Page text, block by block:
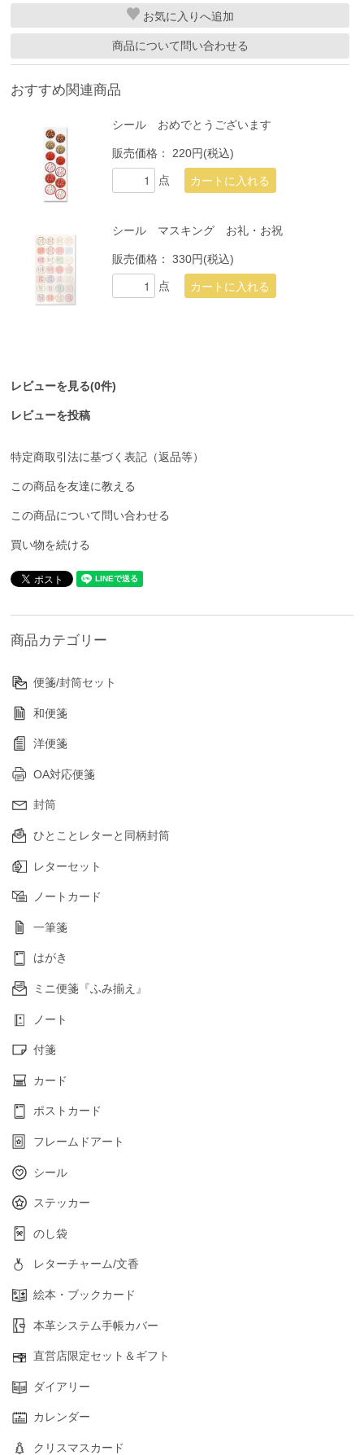
お気に入り
商品について問い合わせる
おすすめ関連商品
シール おめでとうございます
販売価格： 220円(税込)
点
シール マスキング お礼・お祝
販売価格：330円(税込)
点
レビューを見る(0件)
レビューを投稿
特定商取引法に基づく表記（返品等）
この商品を友達に教える
この商品について問い合わせる
買い物を続ける
商品カテゴリー
便箋/封筒セット
和便箋
洋便箋
OA対応便箋
封筒
ひとことレターと同柄封筒
レターセット
ノートカード
一筆箋
はがき
ミニ便箋『ふみ揃え』
ノート
付箋
カード
ポストカード
フレームドアート
シール
ステッカー
のし袋
レターチャーム/文香
絵本・ブックカード
本革システム手帳カバー
直営店限定セット＆ギフト
ダイアリー
カレンダー
クリスマスカード